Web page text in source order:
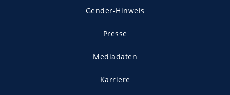
Gender-Hinweis
Presse
Mediadaten
Karriere